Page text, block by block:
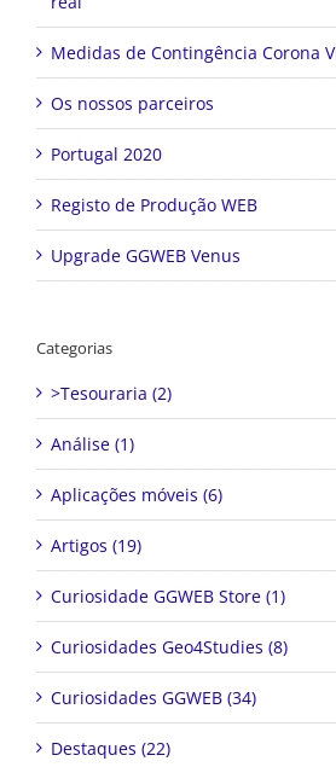
Medidas de Contingência Corona
Os nossos parceiros
Portugal 2020
Registo de Produção WEB
Upgrade GGWEB Venus
Categorias
>Tesouraria (2)
Análise (1)
Aplicações móveis (6)
Artigos (19)
Curiosidade GGWEB Store (1)
Curiosidades Geo4Studies (8)
Curiosidades GGWEB (34)
Destaques (22)